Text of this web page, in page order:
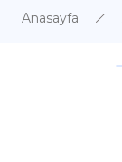
Anasayfa